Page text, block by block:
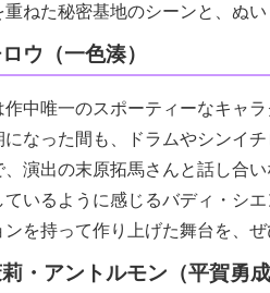
ねた秘密基地のシーンと、ぬ
ウ（一色湊）
中唯一のスポーティーなキャ
なった間も、ドラムやシンイ
、演出の末原拓馬さんと話し合
ているように感じるバディ・シ
を持って作り上げた舞台を、
・アントルモン（平賀勇成